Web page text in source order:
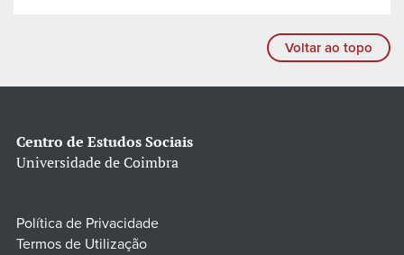
Voltar ao topo
Centro de Estudos Sociais
Universidade de Coimbra
Política de Privacidade
Termos de Utilização